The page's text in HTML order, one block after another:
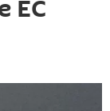
ЕС